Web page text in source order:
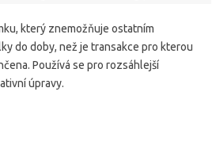
který znemožňuje ostatním
do doby, než je transakce pro kterou
Používá se pro rozsáhlejší
úpravy.